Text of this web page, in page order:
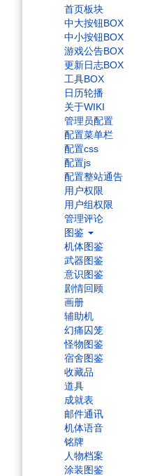
首页板块
中大按钮BOX
中小按钮BOX
游戏公告BOX
更新日志BOX
工具BOX
日历轮播
关于WIKI
管理员配置
配置菜单栏
配置css
配置js
配置整站通告
用户权限
用户组权限
管理评论
图鉴
机体图鉴
武器图鉴
意识图鉴
剧情回顾
画册
辅助机
幻痛囚笼
怪物图鉴
宿舍图鉴
收藏品
道具
成就表
邮件通讯
机体语音
铭牌
人物档案
涂装图鉴